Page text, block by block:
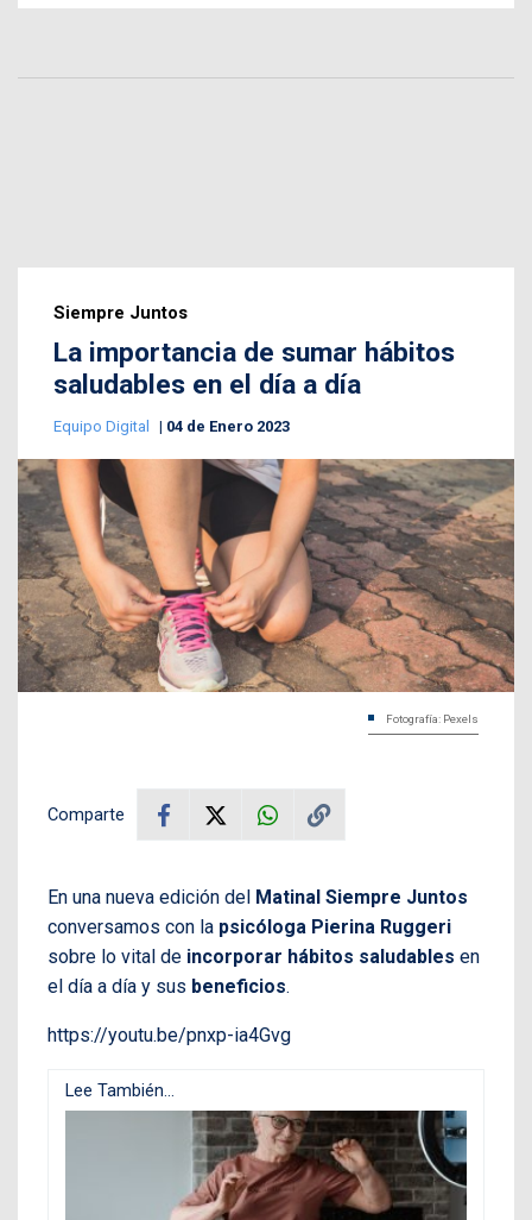
Siempre Juntos
La importancia de sumar hábitos
saludables en el día a día
Equipo Digital 04 de Enero 2023
Fotografía: Pexels
Comparte
En una nueva edición del Matinal Siempre Juntos
conversamos con la psicóloga Pierina Ruggeri
sobre lo vital de incorporar hábitos saludables en
el día a día y sus beneficios.
https://youtu.be/pnxp-ia4Gvg
Lee También...